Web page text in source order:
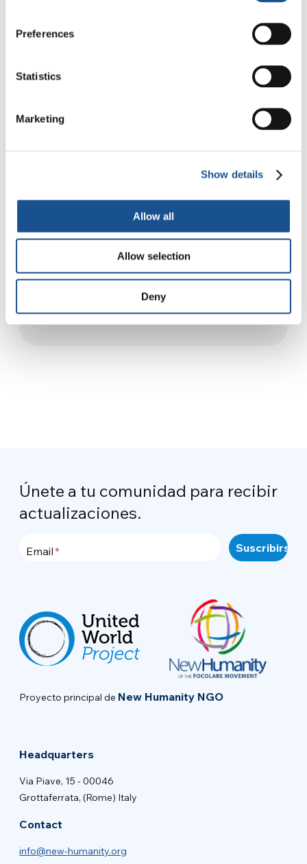
Preferences
Statistics
Marketing
Show details
Allow all
Allow selection
Deny
Readers also like
Balcanes y migrantes: la «ruta»
a cambiar
16 de marzo de 2021
Vietnam: una respuesta a la
pobreza provocada por la
pandemia
21 de diciembre de 2020
Únete a tu comunidad para recibir
actualizaciones.
Email
Proyecto principal de New Humanity NGO
Headquarters
Via Piave, 15 - 00046
Grottaferrata, (Rome) Italy
Contact
info@new-humanity.org